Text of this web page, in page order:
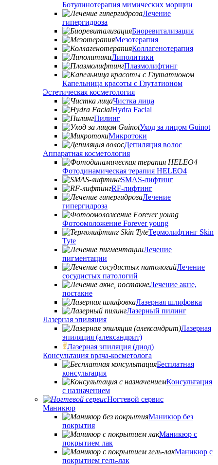
Ботулинотерапия мимических морщин
Лечение
гипергидроза
Биоревитализация
Мезотерапия
Коллагенотерапия
Липолитики
Плазмолифтинг
Капельница красоты с Глутатионом
Эстетическая косметология
Чистка лица
Hydra Facial
Пилинг
Уход за лицом Guinot
Микротоки
Депиляция волос
Аппаратная косметология
Фотодинамическая терапия HELEO4
SMAS-лифтинг
RF-лифтинг
Лечение
гипергидроза
Фотоомоложение Forever young
Термолифтинг Skin
Tyte
Лечение
пигментации
Лечение
сосудистых патологий
Лечение акне,
постакне
Лазерная шлифовка
Лазерный пилинг
Лазерная эпиляция
Лазерная
эпиляция (александрит)
Лазерная эпиляция (диод)
Консультация врача-косметолога
Бесплатная
консультация
Консультация
с назначением
Ногтевой сервис
Маникюр
Маникюр без
покрытия
Маникюр с
покрытием лак
Маникюр с
покрытием гель-лак